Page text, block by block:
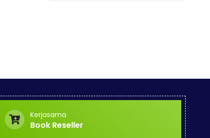
Kerjasama
Book Reseller